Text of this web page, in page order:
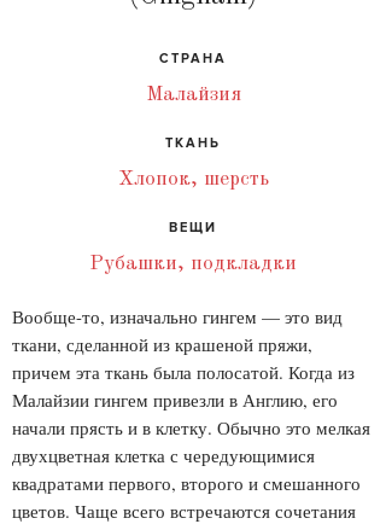
СТРАНА
Малайзия
ТКАНЬ
Хлопок, шерсть
ВЕЩИ
Рубашки, подкладки
Вообще-то, изначально гингем — это вид
ткани, сделанной из крашеной пряжи,
причем эта ткань была полосатой. Когда из
Малайзии гингем привезли в Англию, его
начали прясть и в клетку. Обычно это мелкая
двухцветная клетка с чередующимися
квадратами первого, второго и смешанного
цветов. Чаще всего встречаются сочетания